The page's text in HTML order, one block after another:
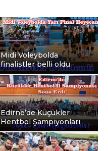
Midi Voleybolda
finalistler belli oldu
Edirne’de Küçükler
Hentbol Şampiyonları